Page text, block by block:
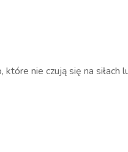
nie czują się na siłach